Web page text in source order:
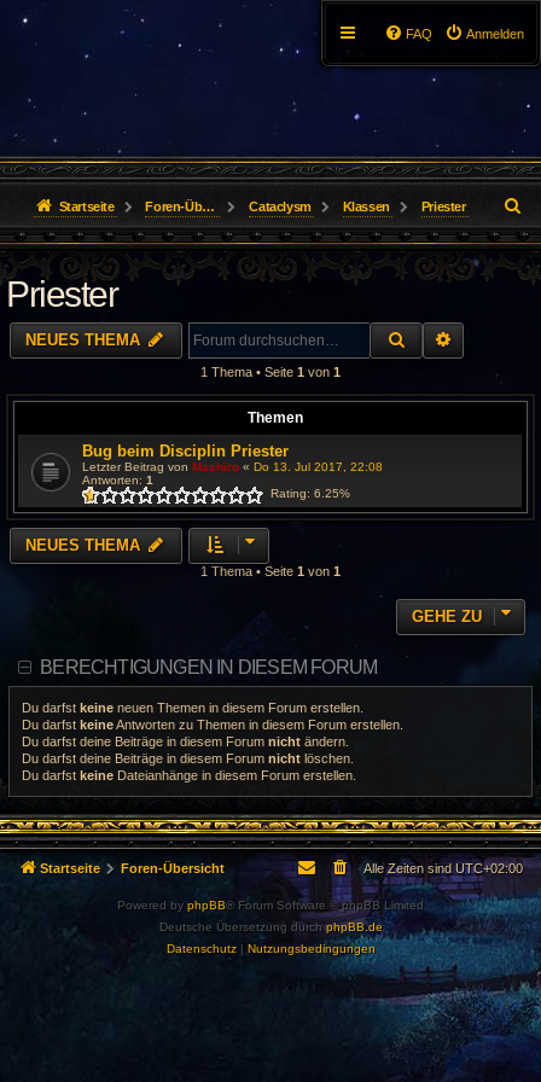
Anmelden
FAQ
Startseite Foren-Übersicht Cataclysm Klassen Priester
u
c
Priester
NEUES THEMA SUCHE
1 Thema • Seite 1 von 1
Themen
Bug beim Disciplin Priester
Letzter Beitrag von Mashiro « Do 13. Jul 2017, 22:08
Antworten: 1
Rating: 6.25%
NEUES THEMA
1 Thema • Seite 1 von 1
GEHE ZU
BERECHTIGUNGEN IN DIESEM FORUM
Du darfst keine neuen Themen in diesem Forum erstellen.
Du darfst keineAntworten zu Themen in diesem Forum erstellen.
Du darfst deine Beiträge in diesem Forum nicht ändern.
Du darfst deine Beiträge in diesem Forum nicht löschen.
Du darfst keine Dateianhänge in diesem Forum erstellen.
Startseite Foren-Übersicht Alle Zeiten sindUTC+02:00
Powered by phpBB® Forum Software © phpBB Limited
Deutsche Übersetzung durchphpBB.de
Datenschutz| Nutzungsbedingungen